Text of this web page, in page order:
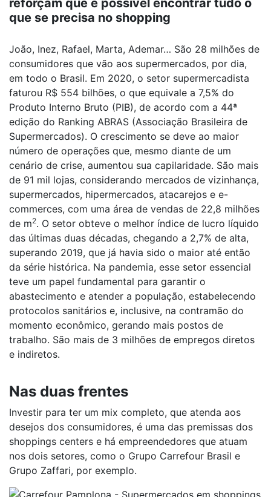
reforçam que é possível encontrar tudo o
que se precisa no shopping
João, Inez, Rafael, Marta, Ademar… São 28 milhões de
consumidores que vão aos supermercados, por dia,
em todo o Brasil. Em 2020, o setor supermercadista
faturou R$ 554 bilhões, o que equivale a 7,5% do
Produto Interno Bruto (PIB), de acordo com a 44ª
edição do Ranking ABRAS (Associação Brasileira de
Supermercados). O crescimento se deve ao maior
número de operações que, mesmo diante de um
cenário de crise, aumentou sua capilaridade. São mais
de 91 mil lojas, considerando mercados de vizinhança,
supermercados, hipermercados, atacarejos e e-
commerces, com uma área de vendas de 22,8 milhões
de m2. O setor obteve o melhor índice de lucro líquido
das últimas duas décadas, chegando a 2,7% de alta,
superando 2019, que já havia sido o maior até então
da série histórica. Na pandemia, esse setor essencial
teve um papel fundamental para garantir o
abastecimento e atender a população, estabelecendo
protocolos sanitários e, inclusive, na contramão do
momento econômico, gerando mais postos de
trabalho. São mais de 3 milhões de empregos diretos
e indiretos.
Nas duas frentes
Investir para ter um mix completo, que atenda aos
desejos dos consumidores, é uma das premissas dos
shoppings centers e há empreendedores que atuam
nos dois setores, como o Grupo Carrefour Brasil e
Grupo Zaffari, por exemplo.